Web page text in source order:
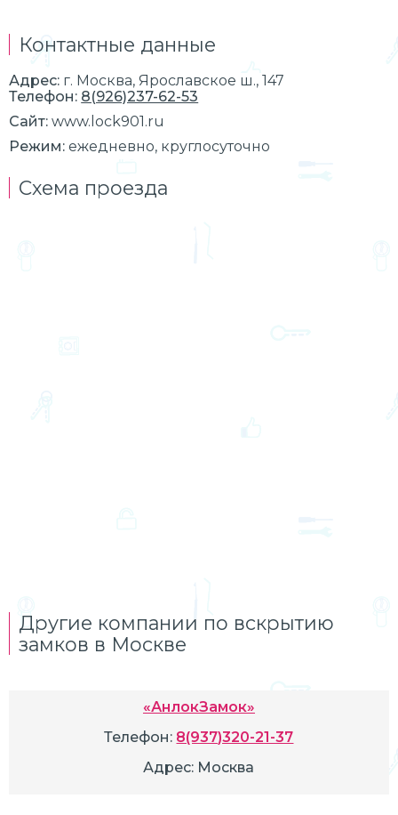
Контактные данные
Адрес: г. Москва, Ярославское ш., 147
Телефон: 8(926)237-62-53
Сайт: www.lock901.ru
Режим: ежедневно, круглосуточно
Схема проезда
Другие компании по вскрытию
замков в Москве
«АнлокЗамок»
Телефон: 8(937)320-21-37
Адрес: Москва